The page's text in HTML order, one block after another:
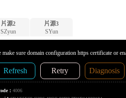
片源2
SZyun
片源3
SYun